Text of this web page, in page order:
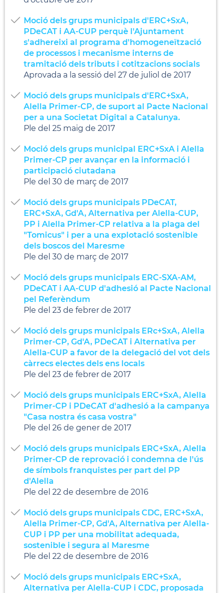
Moció dels grups municipals d'ERC+SxA,
PDeCAT i AA-CUP perquè l'Ajuntament
s'adhereixi al programa d'homogeneïtzació
de processos i mecanisme interns de
tramitació dels tributs i cotitzacions socials
Aprovada a la sessió del 27 de juliol de 2017
Moció dels grups municipals d'ERC+SxA,
Alella Primer-CP, de suport al Pacte Nacional
per a una Societat Digital a Catalunya.
Ple del 25 maig de 2017
Moció dels grups municipal ERC+SxA i Alella
Primer-CP per avançar en la informació i
participació ciutadana
Ple del 30 de març de 2017
Moció dels grups municipals PDeCAT,
ERC+SxA, Gd'A, Alternativa per Alella-CUP,
PP i Alella Primer-CP relativa a la plaga del
"Tomicus" i per a una explotació sostenible
dels boscos del Maresme
Ple del 30 de març de 2017
Moció dels grups municipals ERC-SXA-AM,
PDeCAT i AA-CUP d'adhesió al Pacte Nacional
pel Referèndum
Ple del 23 de febrer de 2017
Moció dels grups municipals ERc+SxA, Alella
Primer-CP, Gd'A, PDeCAT i Alternativa per
Alella-CUP a favor de la delegació del vot dels
càrrecs electes dels ens locals
Ple del 23 de febrer de 2017
Moció dels grups municipals ERC+SxA, Alella
Primer-CP i PDeCAT d'adhesió a la campanya
"Casa nostra és casa vostra"
Ple del 26 de gener de 2017
Moció dels grups municipals ERC+SxA, Alella
Primer-CP de reprovació i condemna de l'ús
de símbols franquistes per part del PP
d'Alella
Ple del 22 de desembre de 2016
Moció dels grups municipals CDC, ERC+SxA,
Alella Primer-CP, Gd'A, Alternativa per Alella-
CUP i PP per una mobilitat adequada,
sostenible i segura al Maresme
Ple del 22 de desembre de 2016
Moció dels grups municipals ERC+SxA,
Alternativa per Alella-CUP i CDC, proposada